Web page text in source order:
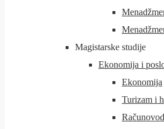
Magistarske studije
Ekonomija i
Ekonomija
Turizam i